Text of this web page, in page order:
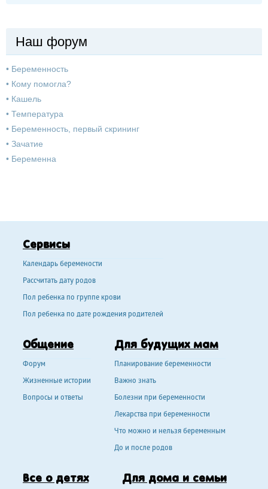
Наш форум
• Беременность
• Кому помогла?
• Кашель
• Температура
• Беременность, первый скрининг
• Зачатие
• Беременна
Сервисы
Календарь беремености
Рассчитать дату родов
Пол ребенка по группе крови
Пол ребенка по дате рождения родителей
Общение
Форум
Жизненные истории
Вопросы и ответы
Для будущих мам
Планирование беременности
Важно знать
Болезни при беременности
Лекарства при беременности
Что можно и нельзя беременным
До и после родов
Все о детях Для дома и семьи